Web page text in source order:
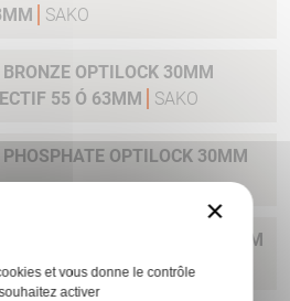
SAKO
OPTILOCK 30MM
55 Ó 63MM
SAKO
OPTILOCK 30MM
PHOSPHATE OPTILOCK 25.4MM
×
et vous donne le contrôle
activer